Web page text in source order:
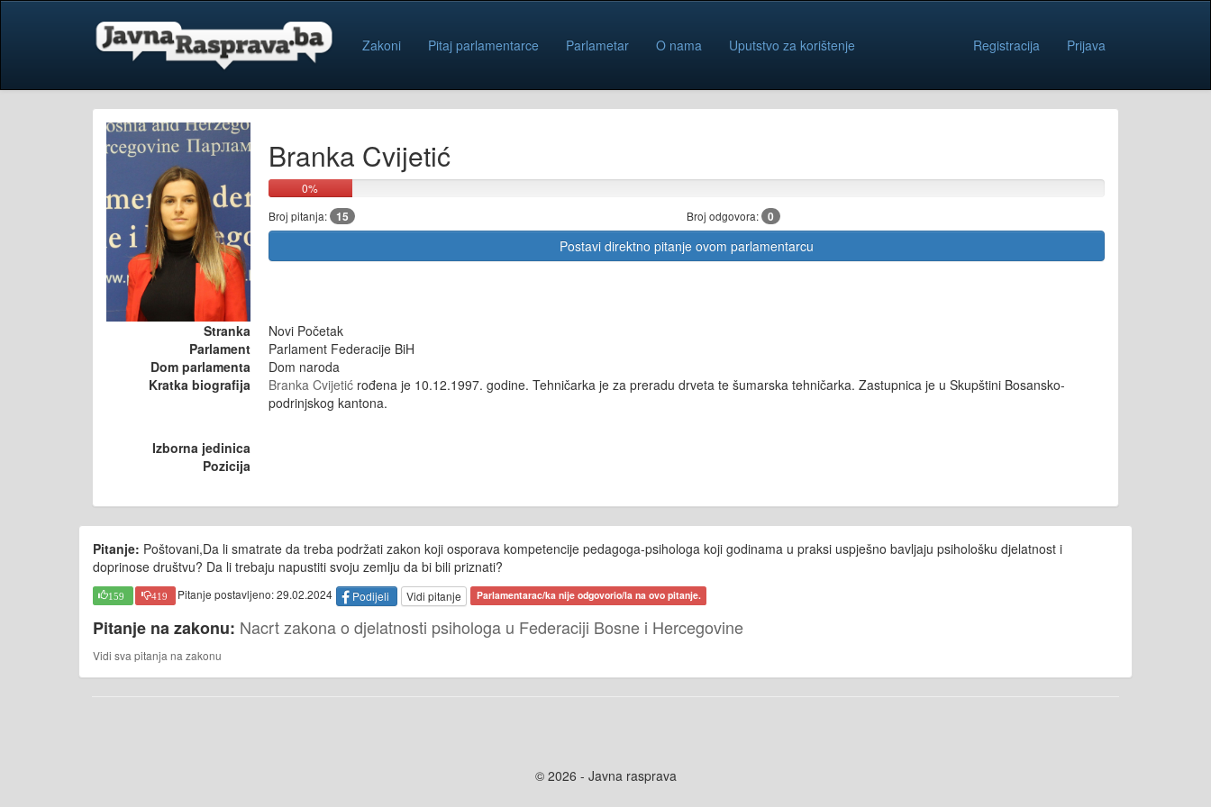
Zakoni Pitaj parlamentarce Parlametar O nama Uputstvo za korištenje Registracija Prijava
Branka Cvijetić
0%
Broj pitanja: 15 Broj odgovora: 0
Postavi direktno pitanje ovom parlamentarcu
Stranka
Novi Početak
Parlament
Parlament Federacije BiH
Dom parlamenta
Dom naroda
Kratka biografija
Branka Cvijetić rođena je 10.12.1997. godine. Tehničarka je za preradu drveta te šumarska tehničarka. Zastupnica je u Skupštini Bosansko-
podrinjskog kantona.
Izborna jedinica
Pozicija
Pitanje: Poštovani,Da li smatrate da treba podržati zakon koji osporava kompetencije pedagoga-psihologa koji godinama u praksi uspješno bavljaju psihološku djelatnost i
doprinose društvu? Da li trebaju napustiti svoju zemlju da bi bili priznati?
159 419 Pitanje postavljeno: 29.02.2024 Podijeli Vidi pitanje Parlamentarac/ka nije odgovorio/la na ovo pitanje.
Pitanje na zakonu: Nacrt zakona o djelatnosti psihologa u Federaciji Bosne i Hercegovine
Vidi sva pitanja na zakonu
© 2026 - Javna rasprava